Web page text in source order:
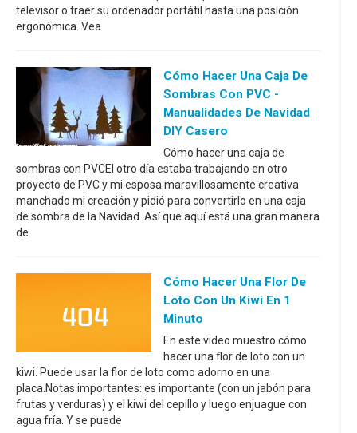
televisor o traer su ordenador portátil hasta una posición
ergonómica. Vea
Cómo Hacer Una Caja De
Sombras Con PVC -
Manualidades De Navidad
DIY Casero
Cómo hacer una caja de
sombras con PVCEl otro día estaba trabajando en otro
proyecto de PVC y mi esposa maravillosamente creativa
manchado mi creación y pidió para convertirlo en una caja
de sombra de la Navidad. Así que aquí está una gran manera
de
Cómo Hacer Una Flor De
Loto Con Un Kiwi En 1
Minuto
En este video muestro cómo
hacer una flor de loto con un
kiwi. Puede usar la flor de loto como adorno en una
placa.Notas importantes: es importante (con un jabón para
frutas y verduras) y el kiwi del cepillo y luego enjuague con
agua fría. Y se puede